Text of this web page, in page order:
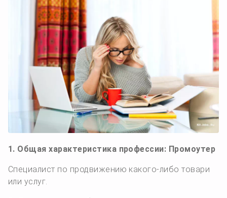
1. Общая характеристика профессии: Промоутер
Специалист по продвижению какого-либо товари
или услуг.